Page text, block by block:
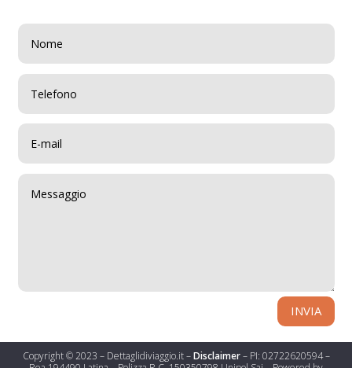
INVIA
Copyright © 2023 – Dettaglidiviaggio.it –Disclaimer– PI: 02722620594 –